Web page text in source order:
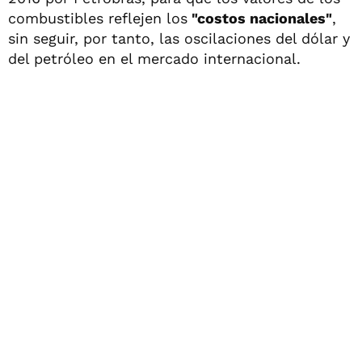
combustibles reflejen los "costos nacionales",
sin seguir, por tanto, las oscilaciones del dólar y
del petróleo en el mercado internacional.